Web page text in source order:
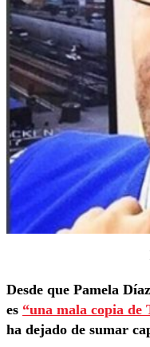
Desde que Pamela
es “una mala copia de
ha dejado de sumar